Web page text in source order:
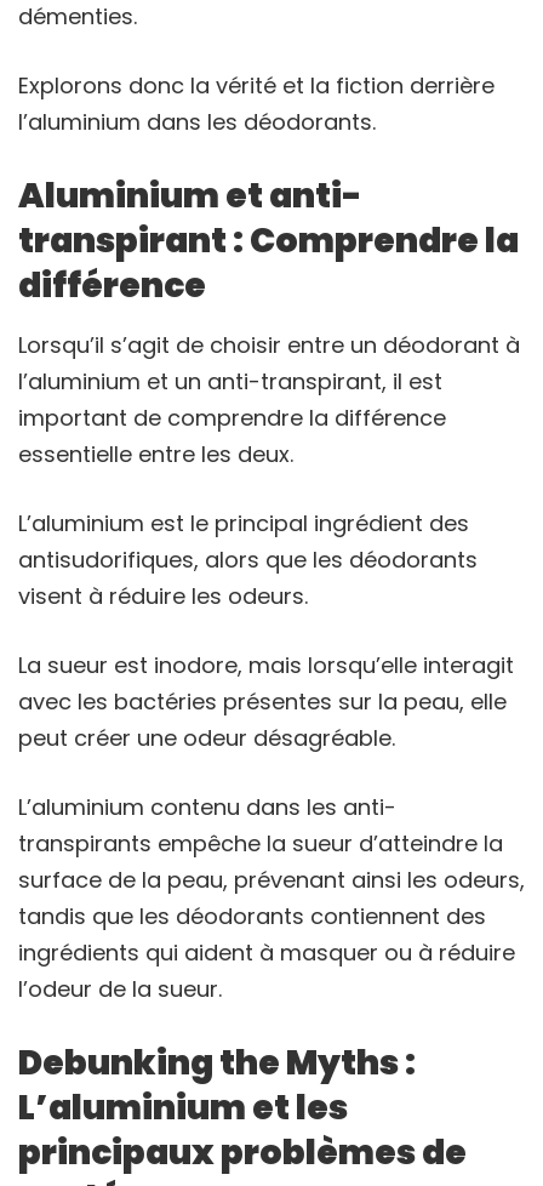
démenties.
Explorons donc la vérité et la fiction derrière
l’aluminium dans les déodorants.
Aluminium et anti-
transpirant : Comprendre la
différence
Lorsqu’il s’agit de choisir entre un déodorant à
l’aluminium et un anti-transpirant, il est
important de comprendre la différence
essentielle entre les deux.
L’aluminium est le principal ingrédient des
antisudorifiques, alors que les déodorants
visent à réduire les odeurs.
La sueur est inodore, mais lorsqu’elle interagit
avec les bactéries présentes sur la peau, elle
peut créer une odeur désagréable.
L’aluminium contenu dans les anti-
transpirants empêche la sueur d’atteindre la
surface de la peau, prévenant ainsi les odeurs,
tandis que les déodorants contiennent des
ingrédients qui aident à masquer ou à réduire
l’odeur de la sueur.
Debunking the Myths :
L’aluminium et les
principaux problèmes de